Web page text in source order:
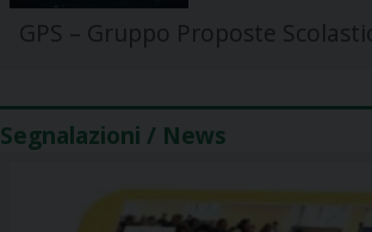
GPS – Gruppo Proposte
Segnalazioni / News